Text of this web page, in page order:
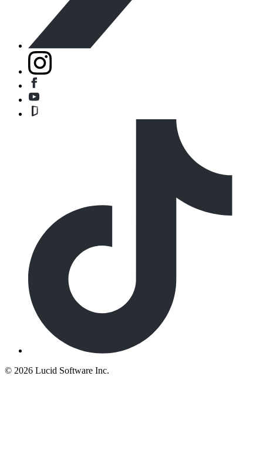
© 2026 Lucid Software Inc.